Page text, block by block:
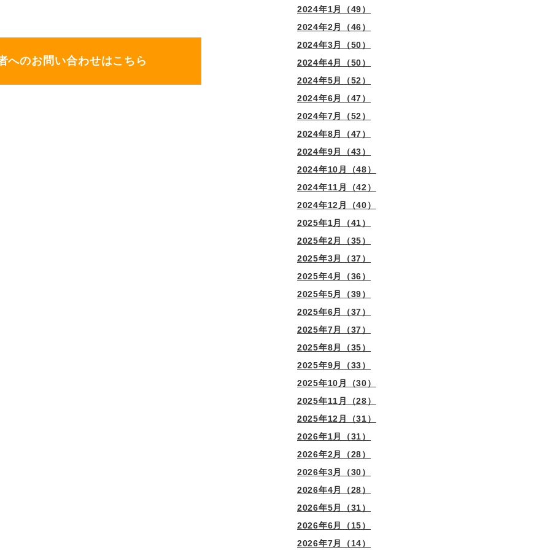
へのお問い合わせはこちら
2024年1月（49）
2024年2月（46）
2024年3月（50）
2024年4月（50）
2024年5月（52）
2024年6月（47）
2024年7月（52）
2024年8月（47）
2024年9月（43）
2024年10月（48）
2024年11月（42）
2024年12月（40）
2025年1月（41）
2025年2月（35）
2025年3月（37）
2025年4月（36）
2025年5月（39）
2025年6月（37）
2025年7月（37）
2025年8月（35）
2025年9月（33）
2025年10月（30）
2025年11月（28）
2025年12月（31）
2026年1月（31）
2026年2月（28）
2026年3月（30）
2026年4月（28）
2026年5月（31）
2026年6月（15）
2026年7月（14）